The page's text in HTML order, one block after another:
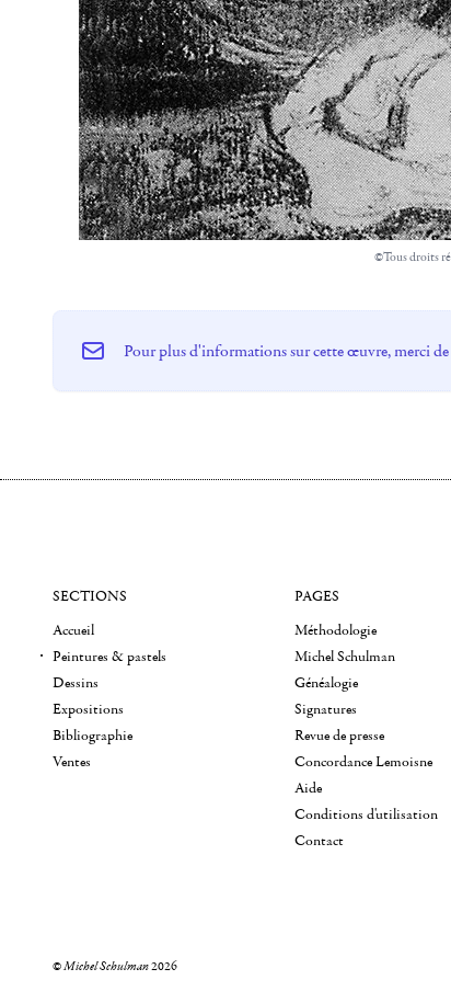
©Tous droits
Pour plus d'informations sur cette œuvre, merci
SECTIONS
Accueil
Peintures & pastels
Dessins
Expositions
Bibliographie
Ventes
PAGES
Méthodologie
Michel Schulman
Généalogie
Signatures
Revue de presse
Concordance Lemoisne
Aide
Conditions d'utilisation
Contact
©Michel Schulman2026